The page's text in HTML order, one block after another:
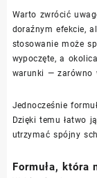
Warto zwrócić
doraźnym efekcie,
stosowanie może
wypoczęte, a
warunki — zarówno
Jednocześnie
Dzięki temu łatwo
utrzymać spójny
Formuła, która